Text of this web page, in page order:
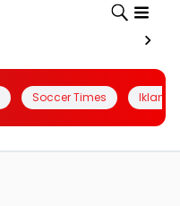
Soccer Times Iklanin